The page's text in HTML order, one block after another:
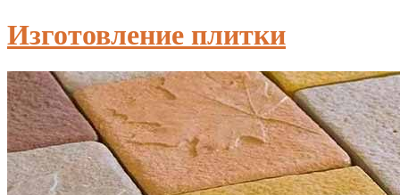
Изготовление плитки